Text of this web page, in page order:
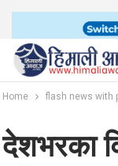
Home flash news with
देशभरका